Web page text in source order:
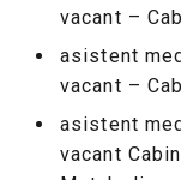
vacant –
asistent
vacant –
asistent
vacant